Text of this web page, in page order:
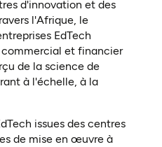
d'innovation et des
l'Afrique, le
EdTech
et financier
de la science de
à l'échelle, à la
issues des centres
de mise en œuvre à